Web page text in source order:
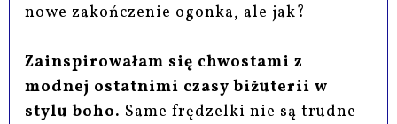
nowe zakończenie ogonka, ale jak?
Zainspirowałam się chwostami z
modnej ostatnimi czasy biżuterii w
stylu boho. Same frędzelki nie są trudne